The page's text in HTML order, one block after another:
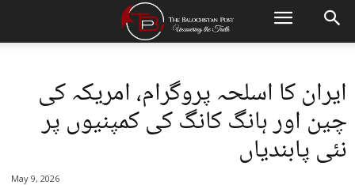
ایران کا اسلحہ پروگرام، امریکہ کی
چین اور ہانگ کانگ کی کمپنیوں پر
نئی پابندیاں
May 9, 2026